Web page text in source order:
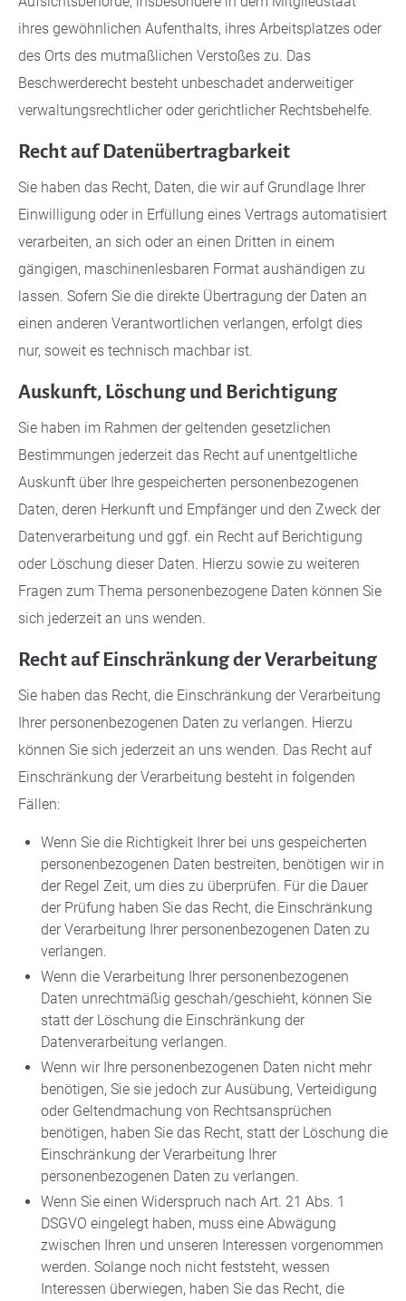
ihres gewöhnlichen Aufenthalts, ihres Arbeitsplatzes oder
des Orts des mutmaßlichen Verstoßes zu. Das
Beschwerderecht besteht unbeschadet anderweitiger
verwaltungsrechtlicher oder gerichtlicher Rechtsbehelfe.
Recht auf Daten­übertrag­barkeit
Sie haben das Recht, Daten, die wir auf Grundlage Ihrer
Einwilligung oder in Erfüllung eines Vertrags automatisiert
verarbeiten, an sich oder an einen Dritten in einem
gängigen, maschinenlesbaren Format aushändigen zu
lassen. Sofern Sie die direkte Übertragung der Daten an
einen anderen Verantwortlichen verlangen, erfolgt dies
nur, soweit es technisch machbar ist.
Auskunft, Löschung und Berichtigung
Sie haben im Rahmen der geltenden gesetzlichen
Bestimmungen jederzeit das Recht auf unentgeltliche
Auskunft über Ihre gespeicherten personenbezogenen
Daten, deren Herkunft und Empfänger und den Zweck der
Datenverarbeitung und ggf. ein Recht auf Berichtigung
oder Löschung dieser Daten. Hierzu sowie zu weiteren
Fragen zum Thema personenbezogene Daten können Sie
sich jederzeit an uns wenden.
Recht auf Einschränkung der Verarbeitung
Sie haben das Recht, die Einschränkung der Verarbeitung
Ihrer personenbezogenen Daten zu verlangen. Hierzu
können Sie sich jederzeit an uns wenden. Das Recht auf
Einschränkung der Verarbeitung besteht in folgenden
Fällen:
Wenn Sie die Richtigkeit Ihrer bei uns gespeicherten
personenbezogenen Daten bestreiten, benötigen wir in
der Regel Zeit, um dies zu überprüfen. Für die Dauer
der Prüfung haben Sie das Recht, die Einschränkung
der Verarbeitung Ihrer personenbezogenen Daten zu
verlangen.
Wenn die Verarbeitung Ihrer personenbezogenen
Daten unrechtmäßig geschah/geschieht, können Sie
statt der Löschung die Einschränkung der
Datenverarbeitung verlangen.
Wenn wir Ihre personenbezogenen Daten nicht mehr
benötigen, Sie sie jedoch zur Ausübung, Verteidigung
oder Geltendmachung von Rechtsansprüchen
benötigen, haben Sie das Recht, statt der Löschung die
Einschränkung der Verarbeitung Ihrer
personenbezogenen Daten zu verlangen.
Wenn Sie einen Widerspruch nach Art. 21 Abs. 1
DSGVO eingelegt haben, muss eine Abwägung
zwischen Ihren und unseren Interessen vorgenommen
werden. Solange noch nicht feststeht, wessen
Interessen überwiegen, haben Sie das Recht, die